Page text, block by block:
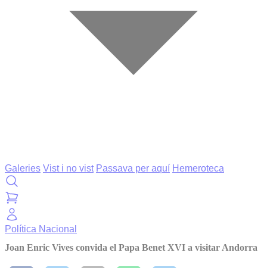
Galeries Vist i no vist Passava per aquí Hemeroteca
Política Nacional
Joan Enric Vives convida el Papa Benet XVI a visitar Andorra